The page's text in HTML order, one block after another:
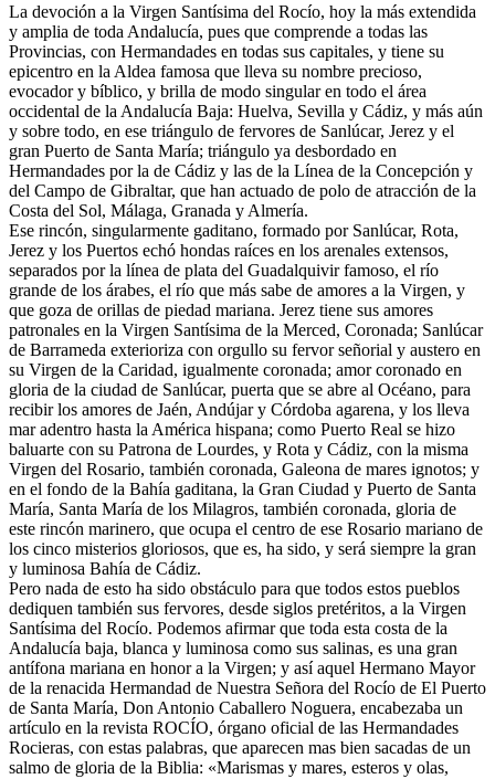
La devoción a la Virgen Santísima del Rocío, hoy la más extendida
y amplia de toda Andalucía, pues que comprende a todas las
Provincias, con Hermandades en todas sus capitales, y tiene su
epicentro en la Aldea famosa que lleva su nombre precioso,
evocador y bíblico, y brilla de modo singular en todo el área
occidental de la Andalucía Baja: Huelva, Sevilla y Cádiz, y más aún
y sobre todo, en ese triángulo de fervores de Sanlúcar, Jerez y el
gran Puerto de Santa María; triángulo ya desbordado en
Hermandades por la de Cádiz y las de la Línea de la Concepción y
del Campo de Gibraltar, que han actuado de polo de atracción de la
Costa del Sol, Málaga, Granada y Almería.
Ese rincón, singularmente gaditano, formado por Sanlúcar, Rota,
Jerez y los Puertos echó hondas raíces en los arenales extensos,
separados por la línea de plata del Guadalquivir famoso, el río
grande de los árabes, el río que más sabe de amores a la Virgen, y
que goza de orillas de piedad mariana. Jerez tiene sus amores
patronales en la Virgen Santísima de la Merced, Coronada; Sanlúcar
de Barrameda exterioriza con orgullo su fervor señorial y austero en
su Virgen de la Caridad, igualmente coronada; amor coronado en
gloria de la ciudad de Sanlúcar, puerta que se abre al Océano, para
recibir los amores de Jaén, Andújar y Córdoba agarena, y los lleva
mar adentro hasta la América hispana; como Puerto Real se hizo
baluarte con su Patrona de Lourdes, y Rota y Cádiz, con la misma
Virgen del Rosario, también coronada, Galeona de mares ignotos; y
en el fondo de la Bahía gaditana, la Gran Ciudad y Puerto de Santa
María, Santa María de los Milagros, también coronada, gloria de
este rincón marinero, que ocupa el centro de ese Rosario mariano de
los cinco misterios gloriosos, que es, ha sido, y será siempre la gran
y luminosa Bahía de Cádiz.
Pero nada de esto ha sido obstáculo para que todos estos pueblos
dediquen también sus fervores, desde siglos pretéritos, a la Virgen
Santísima del Rocío. Podemos afirmar que toda esta costa de la
Andalucía baja, blanca y luminosa como sus salinas, es una gran
antífona mariana en honor a la Virgen; y así aquel Hermano Mayor
de la renacida Hermandad de Nuestra Señora del Rocío de El Puerto
de Santa María, Don Antonio Caballero Noguera, encabezaba un
artículo en la revista ROCÍO, órgano oficial de las Hermandades
Rocieras, con estas palabras, que aparecen mas bien sacadas de un
salmo de gloria de la Biblia: «Marismas y mares, esteros y olas,